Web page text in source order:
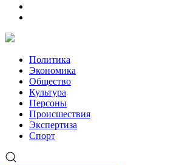
Политика
Экономика
Общество
Культура
Персоны
Происшествия
Экспертиза
Спорт